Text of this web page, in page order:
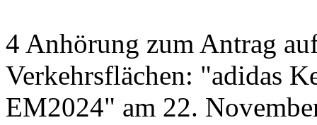
4 Anhörung zum Antrag
Verkehrsflächen: "adidas
EM2024" am 22.